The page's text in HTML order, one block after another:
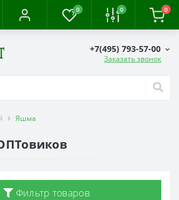
0 0 0
+7(495) 793-57-00
Заказать звонок
Яшма
Фильтр товаров